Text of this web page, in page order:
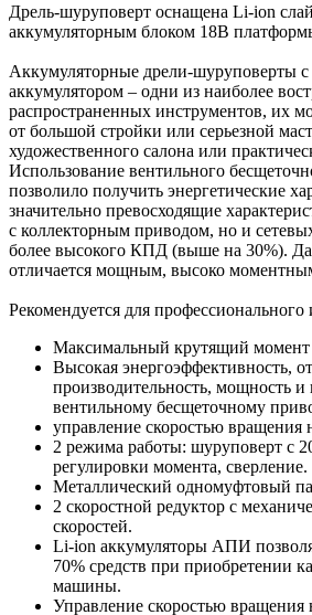
Дрель-шуруповерт оснащена Li-ion
аккумуляторным блоком 18В
Аккумуляторные дрели-шуруповерты
аккумулятором – одни из наиболее
распространенных инструментов, их
от большой стройки или серьезной
художественного салона или
Использование вентильного
позволило получить энергетические
значительно превосходящие
с коллекторным приводом, но и
более высокого КПД (выше на 30%).
отличается мощным, высоко
Рекомендуется для профессионального
Максимальный крутящий
Высокая энергоэффективность,
производительность, мощность и
вентильному бесщеточному
управление скоростью вращения
2 режима работы: шуруповерт с
регулировки момента, сверление.
Металлический одномуфтовый
2 скоростной редуктор с
скоростей.
Li-ion аккумуляторы АПИ
70% средств при приобретении
машины.
Управление скоростью вращения